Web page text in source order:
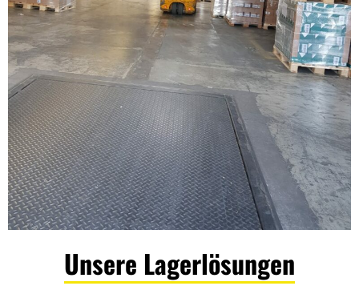
Unsere Lagerlösungen